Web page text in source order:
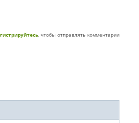
, чтобы отправлять комментарии